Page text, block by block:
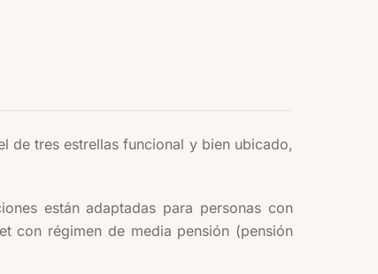
de tres estrellas funcional y bien ubicado,
están adaptadas para personas con
con régimen de media pensión (pensión